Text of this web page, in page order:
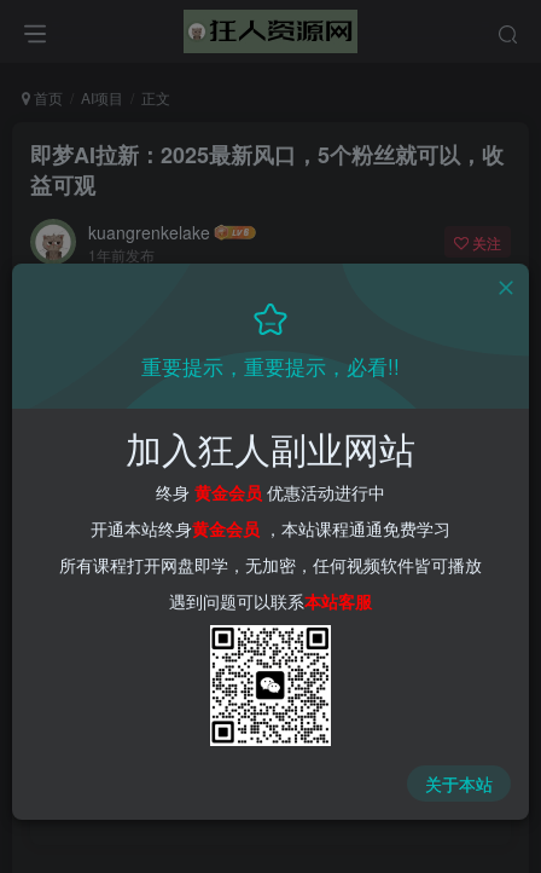
首页 AI项目 正文
即梦AI拉新：2025最新风口，5个粉丝就可以，收
益可观
kuangrenkelake
1年前发布
关注
链接进入本站首页：
重要提示，重要提示，必看!!
加入狂人副业网站
终身 黄金会员 优惠活动进行中
开通本站终身黄金会员 ，本站课程通通免费学习
所有课程打开网盘即学，无加密，任何视频软件皆可播放
遇到问题可以联系本站客服
关于本站